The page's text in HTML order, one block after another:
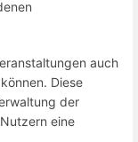
auch
Diese
der
eine